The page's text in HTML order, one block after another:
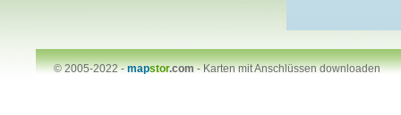
© 2005-2022 -mapstor.com-Karten mit Anschlüssen downloaden